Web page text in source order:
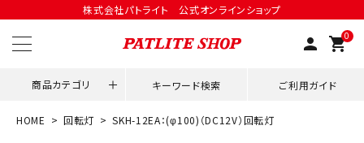
株式会社パトライト 公式オンラインショップ
person 0
shopping_cart
商品カテゴリ キーワード検索 ご利用ガイド
HOME 回転灯 SKH-12EA：(φ100)（DC12V）回転灯